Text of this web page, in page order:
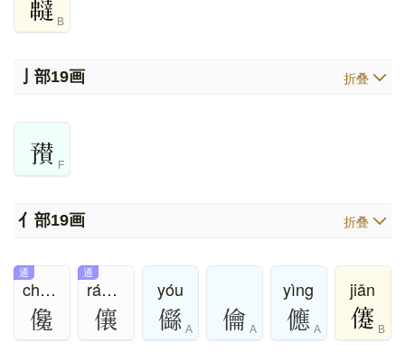
B
亅部19画 折叠
F
亻部19画 折叠
chán、chàn
通
儳
ráng、xiāng
通
儴
yóu
㒡 A 㒢 A
yìng
㒣 A
jiǎn
B